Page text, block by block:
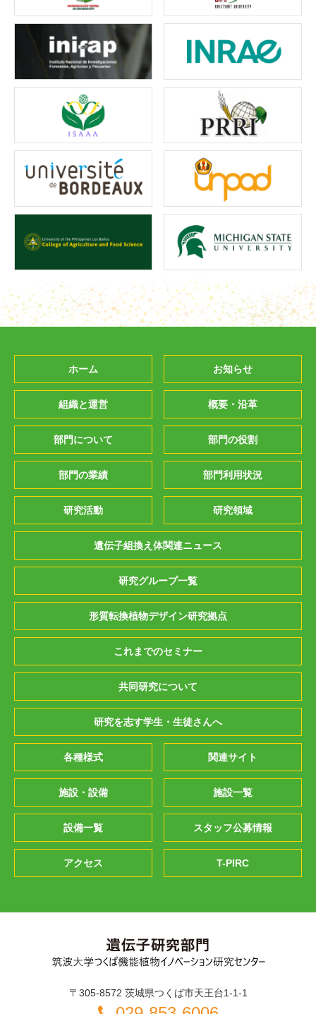
ホーム お知らせ
組織と運営 概要・沿革
部門について 部門の役割
部門の業績 部門利用状況
研究活動 研究領域
遺伝子組換え体関連ニュース
研究グループ一覧
形質転換植物デザイン研究拠点
これまでのセミナー
共同研究について
研究を志す学生・生徒さんへ
各種様式 関連サイト
施設・設備 施設一覧
設備一覧 スタッフ公募情報
アクセス T-PIRC
〒305-8572 茨城県つくば市天王台1-1-1